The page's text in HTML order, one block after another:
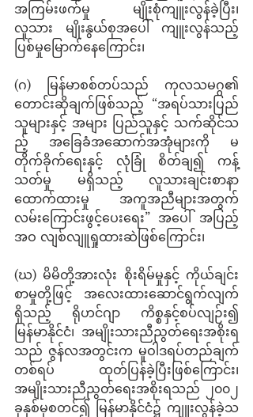
အကြမ်းဖက်မှု မျိုးစုံကျူးလွန်ခဲ့ပြီး၊
လူသား မျိုးနွယ်စုအပေါ် ကျူးလွန်သည့်
ပြစ်မှုမြောက်နေကြောင်း၊
(ဂ) မြန်မာစစ်တပ်သည် ကုလသမဂ္ဂ၏
တောင်းဆိုချက်ဖြစ်သည့် “အရပ်သားပြည်
သူများနှင့် အများ ပြည်သူနှင့် သက်ဆိုင်သ
ည့် အခြေခံအဆောက်အအုံများကို မ
တိုက်ခိုက်ရေးနှင့် လုံခြုံ စိတ်ချ၍ ကန့်
သတ်မှု မရှိသည့် လူသားချင်းစာနာ
ထောက်ထားမှု အကူအညီများအတွက်
လမ်းကြောင်းဖွင့်ပေးရေး” အပေါ် အပြည့်
အဝ လျစ်လျူရှုထားဆဲဖြစ်ကြောင်း၊
(ဃ) မိမိတို့အားလုံး စိုးရိမ်မှုနှင့် ကိုယ်ချင်း
စာမှုတို့ဖြင့် အလေးထားဆောင်ရွက်လျက်
ရှိသည့် ရိုဟင်ဂျာ ကိစ္စနှင့်စပ်လျဉ်း၍
မြန်မာနိုင်ငံ၊ အမျိုးသားညီညွတ်ရေးအစိုးရ
သည် ဇွန်လအတွင်းက မူဝါဒရပ်တည်ချက်
တစ်ရပ် ထုတ်ပြန်ခဲ့ပြီးဖြစ်ကြောင်း၊
အမျိုးသားညီညွတ်ရေးအစိုးရသည် ၂၀၀၂
ခုနှစ်မှစတင်၍ မြန်မာနိုင်ငံ၌ ကျူးလွန်ခဲ့သ